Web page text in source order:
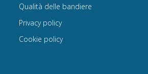
Qualità delle bandiere
Privacy policy
Cookie policy